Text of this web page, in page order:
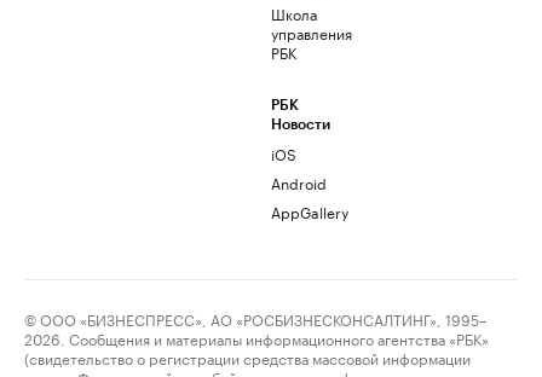
Школа
управления
РБК
РБК
Новости
iOS
Android
AppGallery
© ООО «БИЗНЕСПРЕСС», АО «РОСБИЗНЕСКОНСАЛТИНГ», 1995–
2026. Сообщения и материалы информационного агентства «РБК»
(свидетельство о регистрации средства массовой информации